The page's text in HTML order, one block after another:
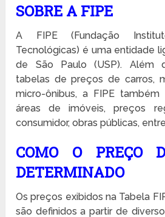
SOBRE A FIPE
A FIPE (Fundação
Tecnológicas) é uma entidade
de São Paulo (USP). Além
tabelas de preços de carros,
micro-ônibus, a FIPE também
áreas de imóveis, preços
consumidor, obras públicas,
COMO O PREÇO
DETERMINADO
Os preços exibidos na Tabela
são definidos a partir de